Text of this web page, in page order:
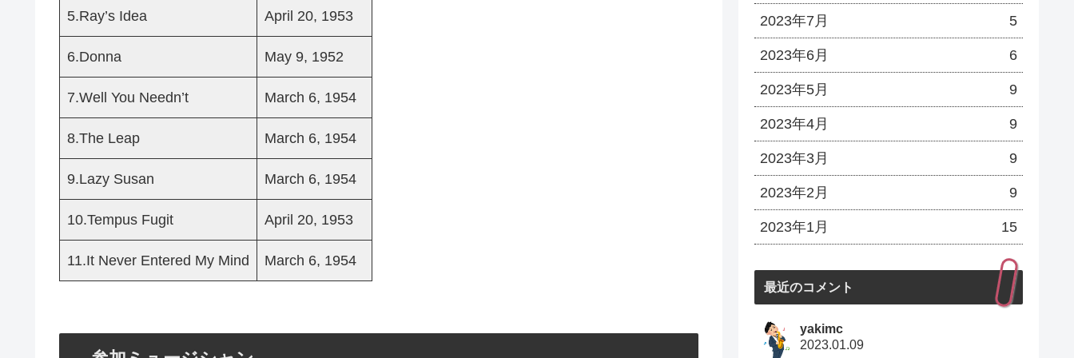
5.Ray’s Idea April 20, 1953
6.Donna May 9, 1952
7.Well You Needn’t March 6, 1954
8.The Leap March 6, 1954
9.Lazy Susan March 6, 1954
10.Tempus Fugit April 20, 1953
11.It Never Entered My Mind March 6, 1954
2023年7月 5
2023年6月 6
2023年5月 9
2023年4月 9
2023年3月 9
2023年2月 9
2023年1月 15
最近のコメント
yakimc
2023.01.09